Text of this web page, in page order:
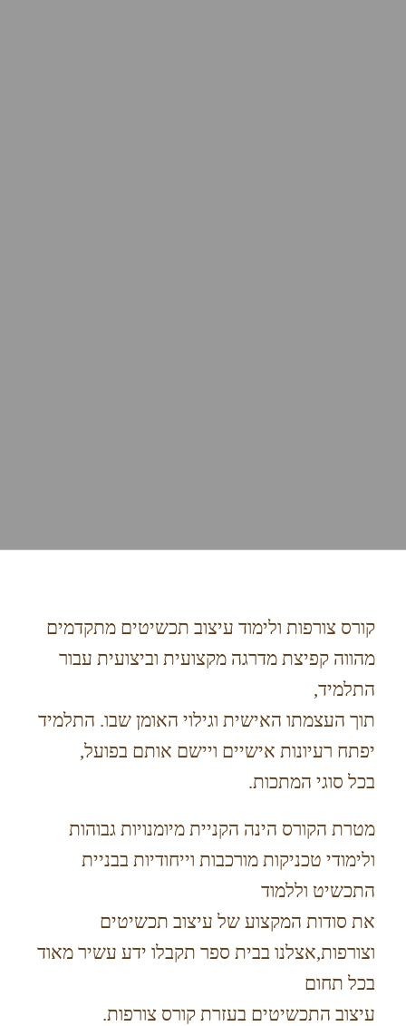
קורס צורפות ולימוד עיצוב תכשיטים מתקדמים
מהווה קפיצת מדרגה מקצועית וביצועית עבור
התלמיד,
תוך העצמתו האישית וגילוי האומן שבו. התלמיד
יפתח רעיונות אישיים ויישם אותם בפועל,
בכל סוגי המתכות.
מטרת הקורס הינה הקניית מיומנויות גבוהות
ולימודי טכניקות מורכבות וייחודיות בבניית
התכשיט וללמוד
את סודות המקצוע של עיצוב תכשיטים
וצורפות,אצלנו בבית ספר תקבלו ידע עשיר מאוד
בכל תחום
עיצוב התכשיטים בעזרת קורס צורפות.